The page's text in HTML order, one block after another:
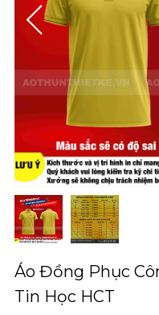
Áo Đồng Phục
Tin Học HCT